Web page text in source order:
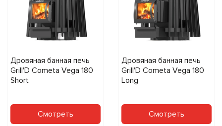
Дровяная банная печь
Grill'D Cometa Vega 180
Short
Смотреть
Дровяная банная печь
Grill'D Cometa Vega 180
Long
Смотреть